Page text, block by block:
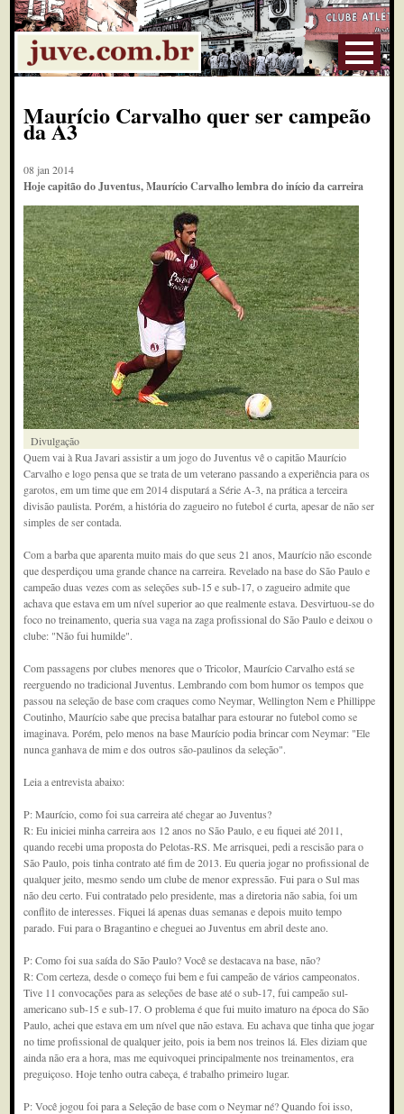
Maurício Carvalho quer ser campeão
da A3
08 jan 2014
Hoje capitão do Juventus, Maurício Carvalho lembra do início da carreira
Divulgação
Quem vai à Rua Javari assistir a um jogo do Juventus vê o capitão Maurício
Carvalho e logo pensa que se trata de um veterano passando a experiência para os
garotos, em um time que em 2014 disputará a Série A-3, na prática a terceira
divisão paulista. Porém, a história do zagueiro no futebol é curta, apesar de não ser
simples de ser contada.
Com a barba que aparenta muito mais do que seus 21 anos, Maurício não esconde
que desperdiçou uma grande chance na carreira. Revelado na base do São Paulo e
campeão duas vezes com as seleções sub-15 e sub-17, o zagueiro admite que
achava que estava em um nível superior ao que realmente estava. Desvirtuou-se do
foco no treinamento, queria sua vaga na zaga profissional do São Paulo e deixou o
clube: "Não fui humilde".
Com passagens por clubes menores que o Tricolor, Maurício Carvalho está se
reerguendo no tradicional Juventus. Lembrando com bom humor os tempos que
passou na seleção de base com craques como Neymar, Wellington Nem e Phillippe
Coutinho, Maurício sabe que precisa batalhar para estourar no futebol como se
imaginava. Porém, pelo menos na base Maurício podia brincar com Neymar: "Ele
nunca ganhava de mim e dos outros são-paulinos da seleção".
Leia a entrevista abaixo:
P: Maurício, como foi sua carreira até chegar ao Juventus?
R: Eu iniciei minha carreira aos 12 anos no São Paulo, e eu fiquei até 2011,
quando recebi uma proposta do Pelotas-RS. Me arrisquei, pedi a rescisão para o
São Paulo, pois tinha contrato até fim de 2013. Eu queria jogar no profissional de
qualquer jeito, mesmo sendo um clube de menor expressão. Fui para o Sul mas
não deu certo. Fui contratado pelo presidente, mas a diretoria não sabia, foi um
conflito de interesses. Fiquei lá apenas duas semanas e depois muito tempo
parado. Fui para o Bragantino e cheguei ao Juventus em abril deste ano.
P: Como foi sua saída do São Paulo? Você se destacava na base, não?
R: Com certeza, desde o começo fui bem e fui campeão de vários campeonatos.
Tive 11 convocações para as seleções de base até o sub-17, fui campeão sul-
americano sub-15 e sub-17. O problema é que fui muito imaturo na época do São
Paulo, achei que estava em um nível que não estava. Eu achava que tinha que jogar
no time profissional de qualquer jeito, pois ia bem nos treinos lá. Eles diziam que
ainda não era a hora, mas me equivoquei principalmente nos treinamentos, era
preguiçoso. Hoje tenho outra cabeça, é trabalho primeiro lugar.
P: Você jogou foi para a Seleção de base com o Neymar né? Quando foi isso,